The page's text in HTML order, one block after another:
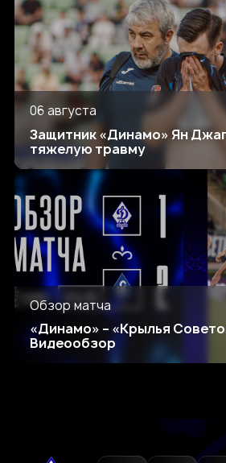
06 августа
Защитник «Динамо» Ян
тяжелую травму
Обзор матча
«Динамо» – «Крылья
Видеообзор